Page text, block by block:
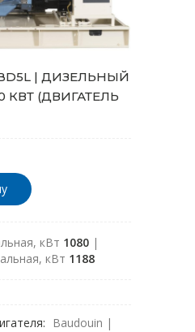
| ДИЗЕЛЬНЫЙ
КВТ (ДВИГАТЕЛЬ
кВт 1080 |
кВт 1188
Baudouin |